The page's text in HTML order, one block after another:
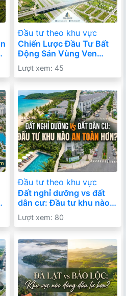
Đầu tư theo khu vực
Chiến Lược Đầu Tư Bất
Động Sản Vùng Ven
TP.HCM: Đi Chậm Nhưng
Đi Xa
Lượt xem: 45
Đầu tư theo khu vực
Đất nghỉ dưỡng vs đất
dân cư: Đầu tư khu nào
an toàn hơn trong dài
hạn?
Lượt xem: 80